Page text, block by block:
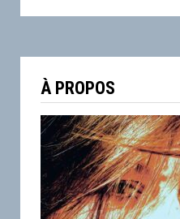
À PROPOS